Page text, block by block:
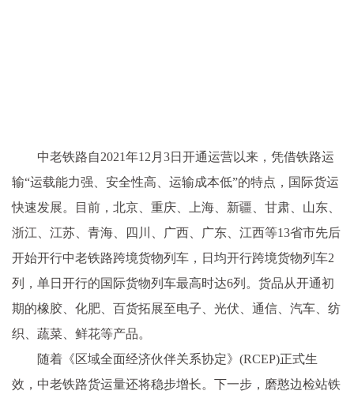
中老铁路自2021年12月3日开通运营以来，凭借铁路运
输“运载能力强、安全性高、运输成本低”的特点，国际货运
快速发展。目前，北京、重庆、上海、新疆、甘肃、山东、
浙江、江苏、青海、四川、广西、广东、江西等13省市先后
开始开行中老铁路跨境货物列车，日均开行跨境货物列车2
列，单日开行的国际货物列车最高时达6列。货品从开通初
期的橡胶、化肥、百货拓展至电子、光伏、通信、汽车、纺
织、蔬菜、鲜花等产品。
随着《区域全面经济伙伴关系协定》(RCEP)正式生
效，中老铁路货运量还将稳步增长。下一步，磨憨边检站铁